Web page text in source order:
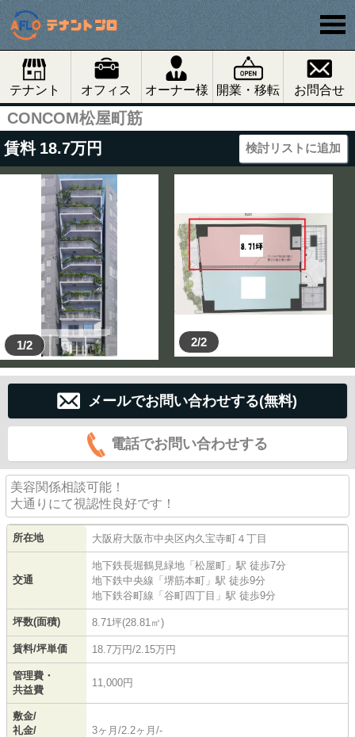
テナント オフィス オーナー様 開業・移転 お問合せ
CONCOM松屋町筋
賃料 18.7万円 検討リストに追加
1/2 2/2
メールでお問い合わせする(無料)
電話でお問い合わせする
美容関係相談可能！
大通りにて視認性良好です！
所在地 大阪府大阪市中央区内久宝寺町 ４丁目
交通
地下鉄長堀鶴見緑地 「松屋町 」駅 徒歩7分
地下鉄中央線 「堺筋本町 」駅 徒歩9分
地下鉄谷町線 「谷町四丁目 」駅 徒歩9分
坪数(面積) 8.71坪(28.81㎡)
賃料/坪単価 18.7万円/2.15万円
管理費・
共益費
11,000円
敷金/
礼金/
3ヶ月/2.2ヶ月/-